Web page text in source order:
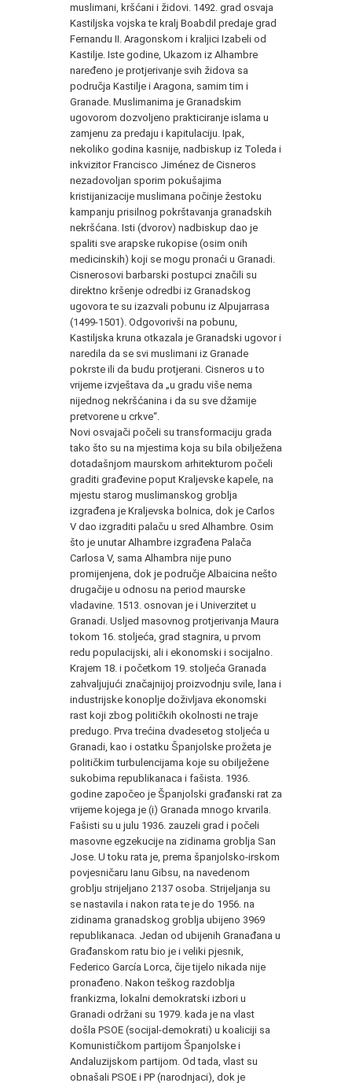
muslimani, kršćani i židovi. 1492. grad osvaja
Kastiljska vojska te kralj Boabdil predaje grad
Fernandu II. Aragonskom i kraljici Izabeli od
Kastilje. Iste godine, Ukazom iz Alhambre
naređeno je protjerivanje svih židova sa
područja Kastilje i Aragona, samim tim i
Granade. Muslimanima je Granadskim
ugovorom dozvoljeno prakticiranje islama u
zamjenu za predaju i kapitulaciju. Ipak,
nekoliko godina kasnije, nadbiskup iz Toleda i
inkvizitor Francisco Jiménez de Cisneros
nezadovoljan sporim pokušajima
kristijanizacije muslimana počinje žestoku
kampanju prisilnog pokrštavanja granadskih
nekršćana. Isti (dvorov) nadbiskup dao je
spaliti sve arapske rukopise (osim onih
medicinskih) koji se mogu pronaći u Granadi.
Cisnerosovi barbarski postupci značili su
direktno kršenje odredbi iz Granadskog
ugovora te su izazvali pobunu iz Alpujarrasa
(1499-1501). Odgovorivši na pobunu,
Kastiljska kruna otkazala je Granadski ugovor i
naredila da se svi muslimani iz Granade
pokrste ili da budu protjerani. Cisneros u to
vrijeme izvještava da „u gradu više nema
nijednog nekršćanina i da su sve džamije
pretvorene u crkve“.
Novi osvajači počeli su transformaciju grada
tako što su na mjestima koja su bila obilježena
dotadašnjom maurskom arhitekturom počeli
graditi građevine poput Kraljevske kapele, na
mjestu starog muslimanskog groblja
izgrađena je Kraljevska bolnica, dok je Carlos
V dao izgraditi palaču u sred Alhambre. Osim
što je unutar Alhambre izgrađena Palača
Carlosa V, sama Alhambra nije puno
promijenjena, dok je područje Albaicina nešto
drugačije u odnosu na period maurske
vladavine. 1513. osnovan je i Univerzitet u
Granadi. Usljed masovnog protjerivanja Maura
tokom 16. stoljeća, grad stagnira, u prvom
redu populacijski, ali i ekonomski i socijalno.
Krajem 18. i početkom 19. stoljeća Granada
zahvaljujući značajnijoj proizvodnju svile, lana i
industrijske konoplje doživljava ekonomski
rast koji zbog političkih okolnosti ne traje
predugo. Prva trećina dvadesetog stoljeća u
Granadi, kao i ostatku Španjolske prožeta je
političkim turbulencijama koje su obilježene
sukobima republikanaca i fašista. 1936.
godine započeo je Španjolski građanski rat za
vrijeme kojega je (i) Granada mnogo krvarila.
Fašisti su u julu 1936. zauzeli grad i počeli
masovne egzekucije na zidinama groblja San
Jose. U toku rata je, prema španjolsko-irskom
povjesničaru Ianu Gibsu, na navedenom
groblju strijeljano 2137 osoba. Strijeljanja su
se nastavila i nakon rata te je do 1956. na
zidinama granadskog groblja ubijeno 3969
republikanaca. Jedan od ubijenih Granađana u
Građanskom ratu bio je i veliki pjesnik,
Federico García Lorca, čije tijelo nikada nije
pronađeno. Nakon teškog razdoblja
frankizma, lokalni demokratski izbori u
Granadi održani su 1979. kada je na vlast
došla PSOE (socijal-demokrati) u koaliciji sa
Komunističkom partijom Španjolske i
Andaluzijskom partijom. Od tada, vlast su
obnašali PSOE i PP (narodnjaci), dok je